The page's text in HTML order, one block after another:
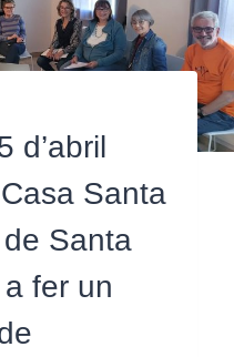
d’abril
Santa
Santa
a fer un